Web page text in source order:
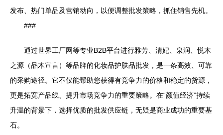
发布、热门单品及营销动向，以便调整批发策略，抓住销售先机。
###
通过世界工厂网等专业B2B平台进行雅芳、清妃、泉润、悦木
之源（品木宣言）等品牌的化妆品护肤品批发，是一条高效、可靠
的采购途径。它不仅能帮助您获得有竞争力的价格和稳定的货源，
更是拓宽产品线、提升市场竞争力的重要策略。在“颜值经济”持续
升温的背景下，选择优质的批发供应链，无疑是商业成功的重要基
石。